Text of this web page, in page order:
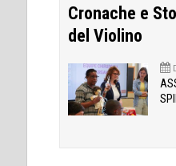
Cronache e
del Violino